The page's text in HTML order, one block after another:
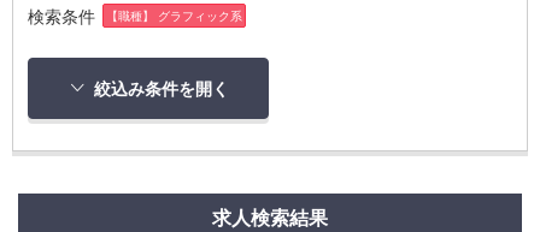
検索条件 【職種】 グラフィック系
絞込み条件を開く
求人検索結果